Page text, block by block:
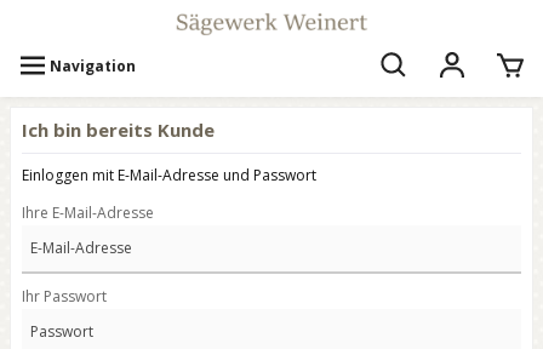
Navigation
Ich bin bereits Kunde
Einloggen mit E-Mail-Adresse und Passwort
Ihre E-Mail-Adresse
Ihr Passwort